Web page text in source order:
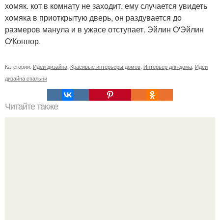
хомяк. кот в комнату не заходит. ему случается увидеть
хомяка в приоткрытую дверь, он раздувается до
размеров манула и в ужасе отступает. Эйлин O'Эйлин
O'Коннор.
Категории: Идеи дизайна Красивые интерьеры домов Интерьер для дома Идеи
дизайна спальни
Читайте также